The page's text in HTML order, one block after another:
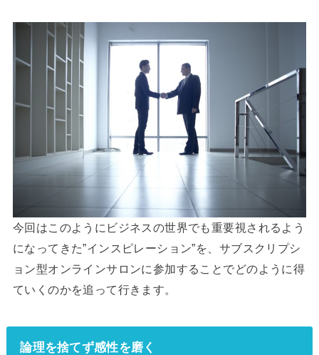
今回はこのようにビジネスの世界でも重要視されるよう
になってきた”インスピレーション”を、サブスクリプシ
ョン型オンラインサロンに参加することでどのように得
ていくのかを追って行きます。
論理を捨てず感性を磨く